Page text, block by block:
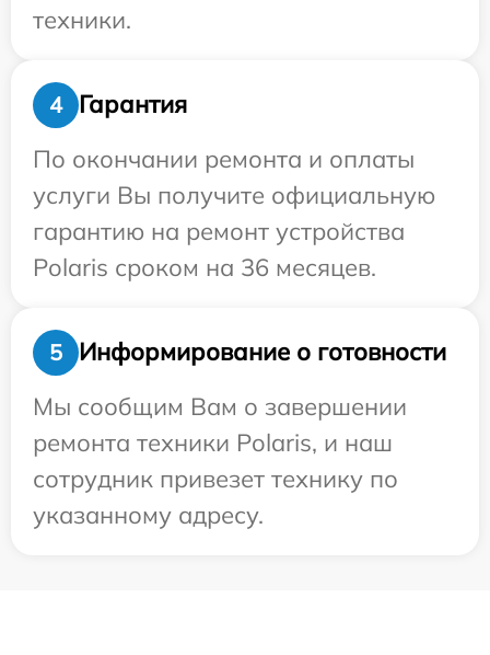
техники.
4
Гарантия
По окончании ремонта и оплаты
услуги Вы получите официальную
гарантию на ремонт устройства
Polaris сроком на 36 месяцев.
5
Информирование о готовности
Мы сообщим Вам о завершении
ремонта техники Polaris, и наш
сотрудник привезет технику по
указанному адресу.